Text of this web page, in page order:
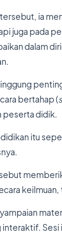
ia
juga pada
dalam
bertahap (
peserta didik.
itu
Sesi